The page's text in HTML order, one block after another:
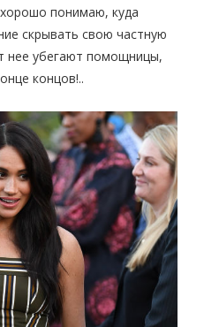
понимаю, куда
скрывать свою частную
нее убегают помощницы,
концов!..